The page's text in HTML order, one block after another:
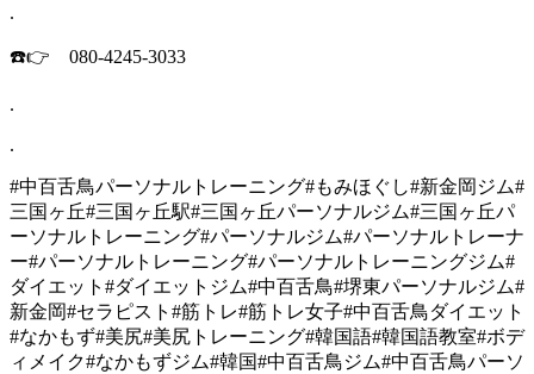
.
☎️👉 080-4245-3033
.
.
#中百舌鳥パーソナルトレーニング#もみほぐし#新金岡ジム#
三国ヶ丘#三国ヶ丘駅#三国ヶ丘パーソナルジム#三国ヶ丘パ
ーソナルトレーニング#パーソナルジム#パーソナルトレーナ
ー#パーソナルトレーニング#パーソナルトレーニングジム#
ダイエット#ダイエットジム#中百舌鳥#堺東パーソナルジム#
新金岡#セラピスト#筋トレ#筋トレ女子#中百舌鳥ダイエット
#なかもず#美尻#美尻トレーニング#韓国語#韓国語教室#ボデ
ィメイク#なかもずジム#韓国#中百舌鳥ジム#中百舌鳥パーソ